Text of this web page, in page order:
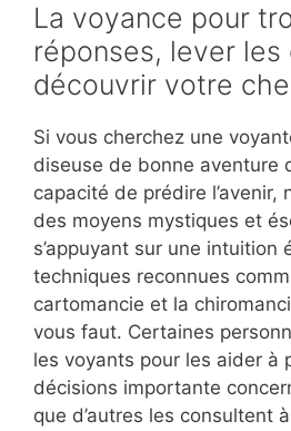
La voyance pour
réponses, lever
découvrir votre
Si vous cherchez une
diseuse de bonne aventure
capacité de prédire l’avenir,
des moyens mystiques et
s’appuyant sur une intuition
techniques reconnues
cartomancie et la
vous faut. Certaines
les voyants pour les aider à
décisions importante
que d’autres les consultent